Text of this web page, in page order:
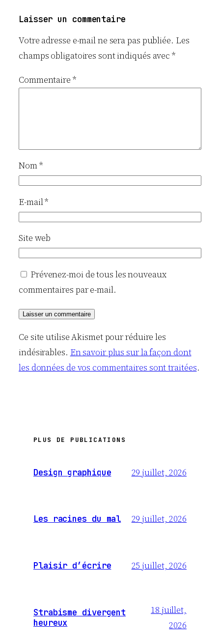
Laisser un commentaire
Votre adresse e-mail ne sera pas publiée. Les
champs obligatoires sont indiqués avec*
Commentaire *
Nom*
E-mail*
Site web
Prévenez-moi de tous les nouveaux
commentaires par e-mail.
Ce site utilise Akismet pour réduire les
indésirables. En savoir plus sur la façon dont
les données de vos commentaires sont traitées.
PLUS DE PUBLICATIONS
Design graphique 29 juillet, 2026
Les racines du mal 29 juillet, 2026
Plaisir d’écrire 25 juillet, 2026
Strabisme divergent
heureux
18 juillet,
2026